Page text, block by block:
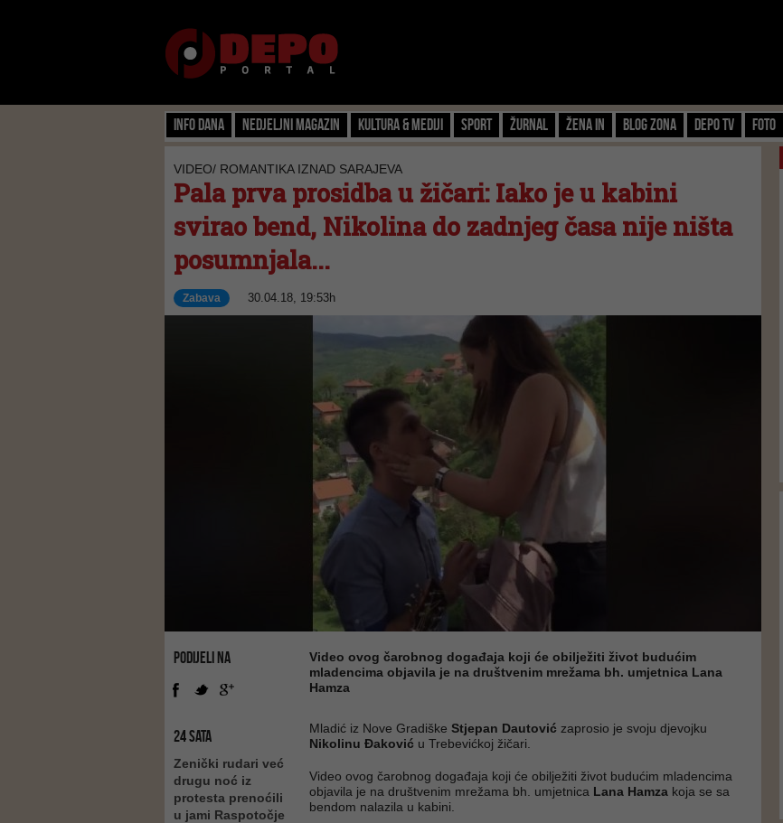
Info dana Nedjeljni magazin Kultura & Mediji Sport Žurnal Žena IN Blog zona Depo TV FOTO
VIDEO/ ROMANTIKA IZNAD SARAJEVA
Pala prva prosidba u žičari: Iako je u kabini
svirao bend, Nikolina do zadnjeg časa nije ništa
posumnjala...
Zabava 30.04.18, 19:53h
PODIJELI NA
24 SATA
Zenički rudari već
drugu noć iz
protesta prenoćili
u jami Raspotočje
Video ovog čarobnog događaja koji će obilježiti život budućim
mladencima objavila je na društvenim mrežama bh. umjetnica Lana
Hamza
Mladić iz Nove Gradiške Stjepan Dautović zaprosio je svoju djevojku
Nikolinu Đaković u Trebevićkoj žičari.
Video ovog čarobnog događaja koji će obilježiti život budućim mladencima
objavila je na društvenim mrežama bh. umjetnica Lana Hamza koja se sa
bendom nalazila u kabini.